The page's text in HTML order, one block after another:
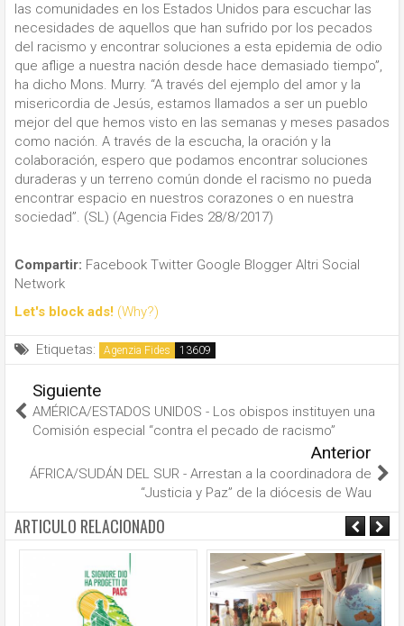
las comunidades en los Estados Unidos para escuchar las
necesidades de aquellos que han sufrido por los pecados
del racismo y encontrar soluciones a esta epidemia de odio
que aflige a nuestra nación desde hace demasiado tiempo”,
ha dicho Mons. Murry. “A través del ejemplo del amor y la
misericordia de Jesús, estamos llamados a ser un pueblo
mejor del que hemos visto en las semanas y meses pasados
como nación. A través de la escucha, la oración y la
colaboración, espero que podamos encontrar soluciones
duraderas y un terreno común donde el racismo no pueda
encontrar espacio en nuestros corazones o en nuestra
sociedad”. (SL) (Agencia Fides 28/8/2017)
Compartir: Facebook Twitter Google Blogger Altri Social
Network
Let's block ads! (Why?)
Etiquetas: Agenzia Fides
Siguiente
AMÉRICA/ESTADOS UNIDOS - Los obispos instituyen una
Comisión especial “contra el pecado de racismo”
Anterior
ÁFRICA/SUDÁN DEL SUR - Arrestan a la coordinadora de
“Justicia y Paz” de la diócesis de Wau
ARTICULO RELACIONADO